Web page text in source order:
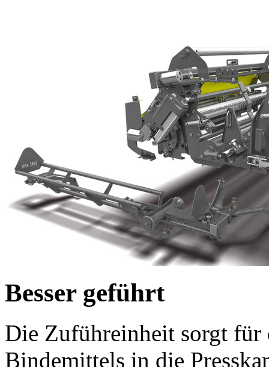
Besser geführt
Die Zuführeinheit sorgt für
Bindemittels in die